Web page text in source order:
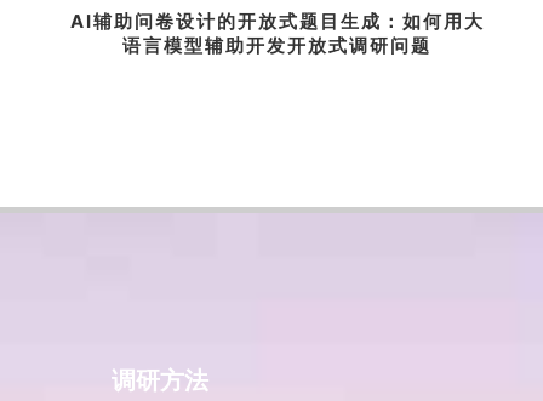
AI辅助问卷设计的开放式题目生成：如何用大
语言模型辅助开发开放式调研问题
调研方法